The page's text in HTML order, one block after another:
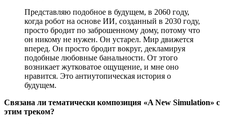
Представляю подобное в будущем, в 2060 году,
когда робот на основе ИИ, созданный в 2030 году,
просто бродит по заброшенному дому, потому что
он никому не нужен. Он устарел. Мир движется
вперед. Он просто бродит вокруг, декламируя
подобные любовные банальности. От этого
возникает жутковатое ощущение, и мне оно
нравится. Это антиутопическая история о
будущем.
Связана ли тематически композиция «A New Simulation» с
этим треком?